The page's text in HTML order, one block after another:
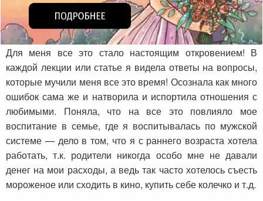
Для меня все это стало настоящим откровением! В
каждой лекции или статье я видела ответы на вопросы,
которые мучили меня все это время! Осознала как много
ошибок сама же и натворила и испортила отношения с
любимыми. Поняла, что на все это повлияло мое
воспитание в семье, где я воспитывалась по мужской
системе — дело в том, что я с раннего возраста хотела
работать, т.к. родители никогда особо мне не давали
денег на мои расходы, а ведь так часто хотелось съесть
мороженое или сходить в кино, купить себе колечко и т.д.